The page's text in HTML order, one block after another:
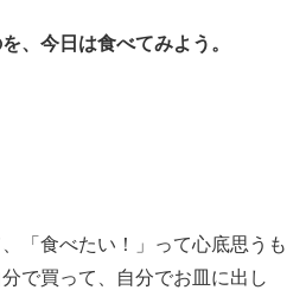
、今日は食べてみよう。
「食べたい！」って心底思うも
で買って、自分でお皿に出し